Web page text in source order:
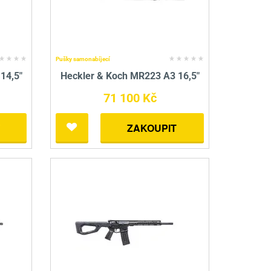
stolice a vaky Pušky samonabíjecí
Heckler & Koch MR223 A3 16,5"
71 100 Kč
ZAKOUPIT